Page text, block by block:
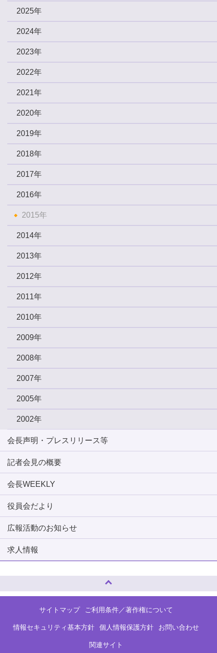
2025年
2024年
2023年
2022年
2021年
2020年
2019年
2018年
2017年
2016年
2015年
2014年
2013年
2012年
2011年
2010年
2009年
2008年
2007年
2005年
2002年
会長声明・プレスリリース等
記者会見の概要
会長WEEKLY
役員会だより
広報活動のお知らせ
求人情報
サイトマップ ご利用条件／著作権について
情報セキュリティ基本方針 個人情報保護方針 お問い合わせ
関連サイト